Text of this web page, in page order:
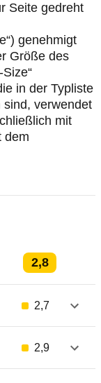
Seite gedreht
genehmigt
Größe des
in der Typliste
verwendet
mit
dem
2,8
2,7
2,9